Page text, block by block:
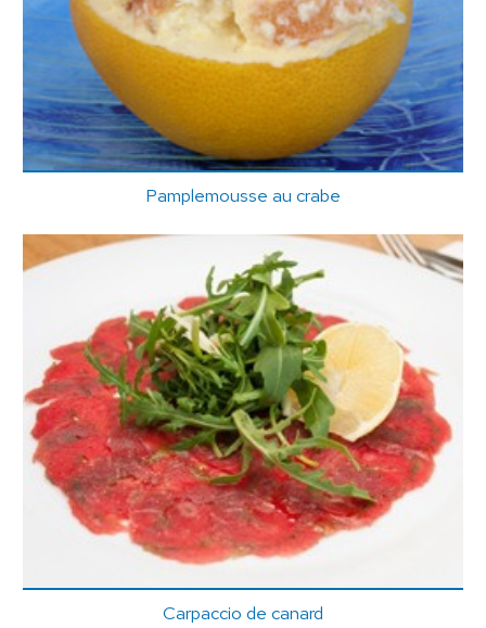
Pamplemousse au crabe
Carpaccio de canard